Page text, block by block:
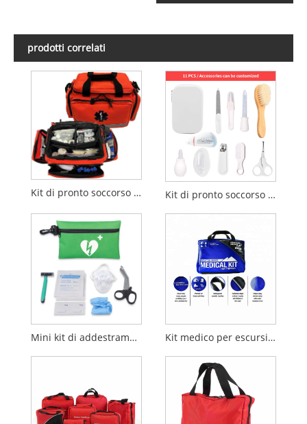
prodotti correlati
Kit di pronto soccorso d'emergenza per veicoli: borsa compatta per salvataggio e traumi Kit di pronto soccorso d'emergenza per bambini
Mini kit di addestramento per il salvataggio in caso di soffocamento per la RCP Kit medico per escursionisti della serie Mountain